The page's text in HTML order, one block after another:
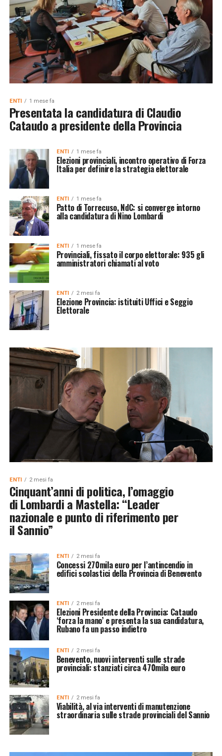
ENTI 1 mese fa
Presentata la candidatura di Claudio
Cataudo a presidente della Provincia
ENTI 1 mese fa
Elezioni provinciali, incontro operativo di Forza
Italia per definire la strategia elettorale
ENTI 1 mese fa
Patto di Torrecuso, NdC: si converge intorno
alla candidatura di Nino Lombardi
ENTI 1 mese fa
Provinciali, fissato il corpo elettorale: 935 gli
amministratori chiamati al voto
ENTI 2 mesi fa
Elezione Provincia: istituiti Uffici e Seggio
Elettorale
ENTI 2 mesi fa
Cinquant’anni di politica, l’omaggio
di Lombardi a Mastella: “Leader
nazionale e punto di riferimento per
il Sannio”
ENTI 2 mesi fa
Concessi 270mila euro per l’antincendio in
edifici scolastici della Provincia di Benevento
ENTI 2 mesi fa
Elezioni Presidente della Provincia: Cataudo
‘forza la mano’ e presenta la sua candidatura,
Rubano fa un passo indietro
ENTI 2 mesi fa
Benevento, nuovi interventi sulle strade
provinciali: stanziati circa 470mila euro
ENTI 2 mesi fa
Viabilità, al via interventi di manutenzione
straordinaria sulle strade provinciali del Sannio